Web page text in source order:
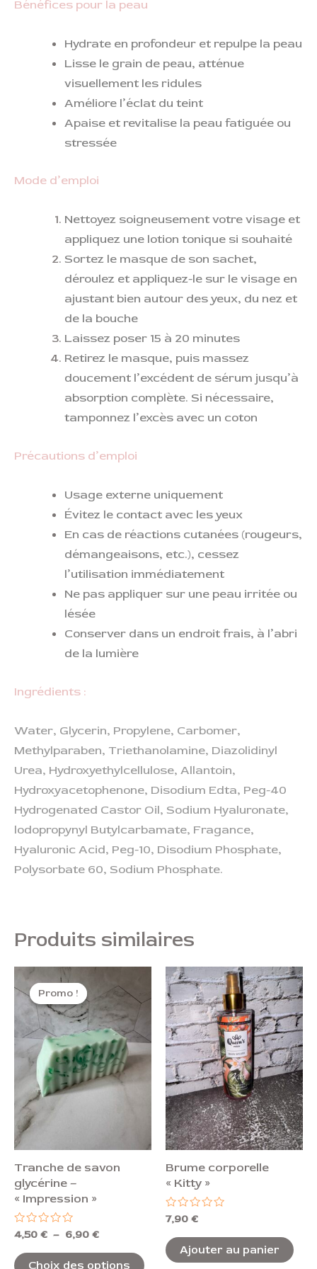
Bénéfices pour la peau
Hydrate en profondeur et repulpe la peau
Lisse le grain de peau, atténue
visuellement les ridules
Améliore l’éclat du teint
Apaise et revitalise la peau fatiguée ou
stressée
Mode d’emploi
Nettoyez soigneusement votre visage et
appliquez une lotion tonique si souhaité
Sortez le masque de son sachet,
déroulez et appliquez-le sur le visage en
ajustant bien autour des yeux, du nez et
de la bouche
Laissez poser 15 à 20 minutes
Retirez le masque, puis massez
doucement l’excédent de sérum jusqu’à
absorption complète. Si nécessaire,
tamponnez l’excès avec un coton
Précautions d’emploi
Usage externe uniquement
Évitez le contact avec les yeux
En cas de réactions cutanées (rougeurs,
démangeaisons, etc.), cessez
l’utilisation immédiatement
Ne pas appliquer sur une peau irritée ou
lésée
Conserver dans un endroit frais, à l’abri
de la lumière
Ingrédients :
Water, Glycerin, Propylene, Carbomer,
Methylparaben, Triethanolamine, Diazolidinyl
Urea, Hydroxyethylcellulose, Allantoin,
Hydroxyacetophenone, Disodium Edta, Peg-40
Hydrogenated Castor Oil, Sodium Hyaluronate,
lodopropynyl Butylcarbamate, Fragance,
Hyaluronic Acid, Peg-10, Disodium Phosphate,
Polysorbate 60, Sodium Phosphate.
Produits similaires
Promo !
Promo !
Tranche de savon
glycérine –
« Impression »
Note
sur
5
4,50 € – 6,90 €
prix :
4,50 €
à
6,90 €
Choix des options
produit
plusieurs
variations.
options
peuvent
être
choisies
page
produit
Brume corporelle
« Kitty »
Note
0
sur
5
7,90 €
Ajouter au panier